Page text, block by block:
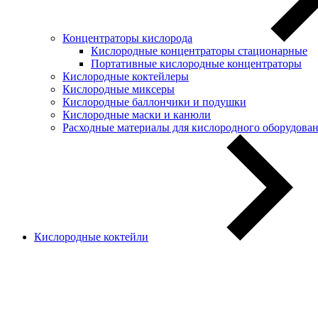
Концентраторы кислорода
Кислородные концентраторы стационарные
Портативные кислородные концентраторы
Кислородные коктейлеры
Кислородные миксеры
Кислородные баллончики и подушки
Кислородные маски и канюли
Расходные материалы для кислородного
Кислородные коктейли